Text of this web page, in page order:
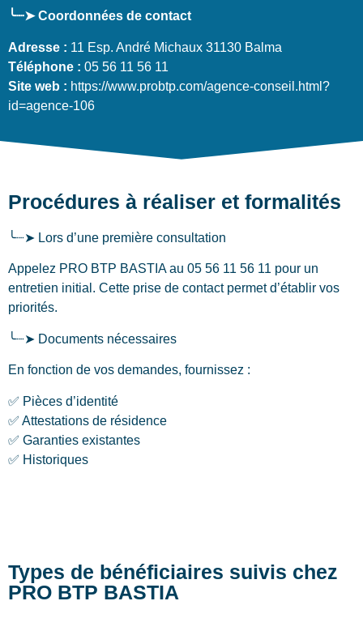
╰┈➤ Coordonnées de contact
Adresse : 11 Esp. André Michaux 31130 Balma
Téléphone : 05 56 11 56 11
Site web : https://www.probtp.com/agence-conseil.html?
id=agence-106
Procédures à réaliser et formalités
╰┈➤ Lors d’une première consultation
Appelez PRO BTP BASTIA au 05 56 11 56 11 pour un
entretien initial. Cette prise de contact permet d’établir vos
priorités.
╰┈➤ Documents nécessaires
En fonction de vos demandes, fournissez :
✅ Pièces d’identité
✅ Attestations de résidence
✅ Garanties existantes
✅ Historiques
Types de bénéficiaires suivis chez
PRO BTP BASTIA